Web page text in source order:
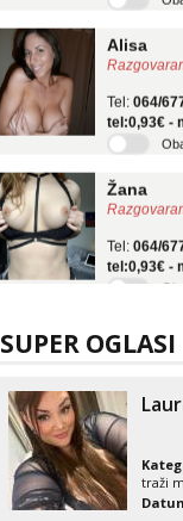
064/
tel:0,93€ -
064/
tel:0,93€ -
Zara
Čekam tvoj
Tel: 064/
SUPER OGLASI
traži